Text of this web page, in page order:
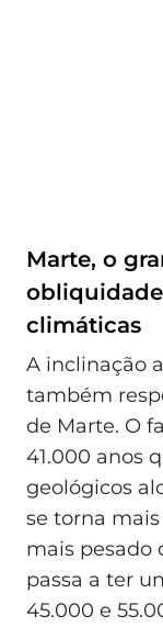
Marte, o
climáticas
A inclinação
também
de Marte. O
41.000 anos
geológicos
se torna
mais pesado
passa a ter
45.000 e